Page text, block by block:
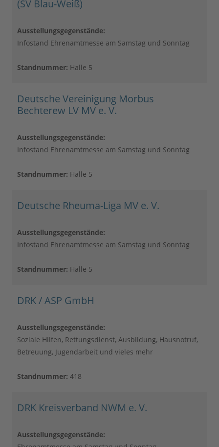
(SV Blau-Weiß)
Ausstellungsgegenstände:
Infostand Ehrenamtmesse am Samstag und Sonntag
Standnummer: Halle 5
Deutsche Vereinigung Morbus
Bechterew LV MV e. V.
Ausstellungsgegenstände:
Infostand Ehrenamtmesse am Samstag und Sonntag
Standnummer: Halle 5
Deutsche Rheuma-Liga MV e. V.
Ausstellungsgegenstände:
Infostand Ehrenamtmesse am Samstag und Sonntag
Standnummer: Halle 5
DRK / ASP GmbH
Ausstellungsgegenstände:
Soziale Hilfen, Rettungsdienst, Ausbildung, Hausnotruf,
Betreuung, Jugendarbeit und vieles mehr
Standnummer: 418
DRK Kreisverband NWM e. V.
Ausstellungsgegenstände: